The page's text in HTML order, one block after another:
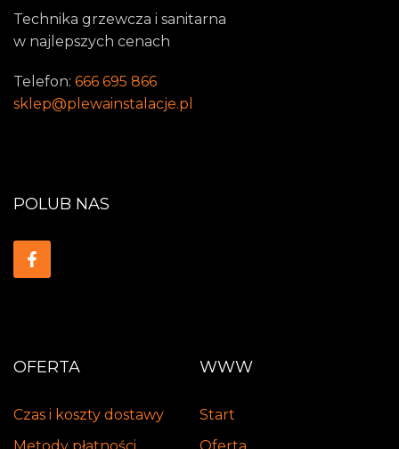
Technika grzewcza i sanitarna
w najlepszych cenach
Telefon: 666 695 866
sklep@plewainstalacje.pl
OFERTA
Czas i koszty dostawy
WWW
Start
POLUB NAS